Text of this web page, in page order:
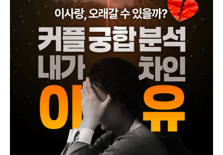
토정비결
오늘의 운세
궁합